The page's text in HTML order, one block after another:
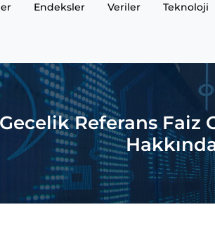
Endeksler Veriler Teknoloji
Referans